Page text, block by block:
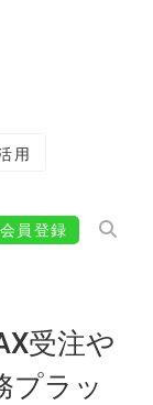
用
会員登録
受注や
プラッ